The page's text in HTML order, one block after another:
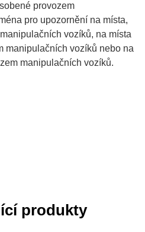
provozem
pro upozornění na místa,
vozíků, na místa
manipulačních vozíků nebo na
manipulačních vozíků.
produkty